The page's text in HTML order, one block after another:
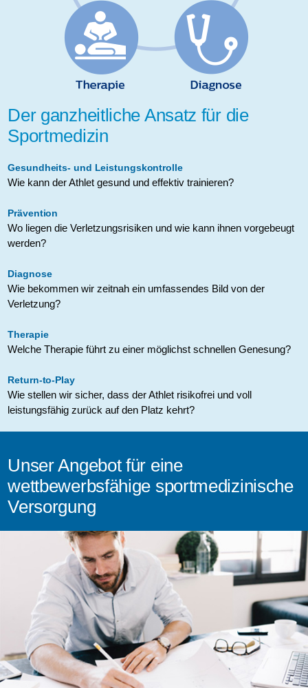
Der ganzheitliche Ansatz für die
Sportmedizin
Gesundheits- und Leistungskontrolle
Wie kann der Athlet gesund und effektiv trainieren?
Prävention
Wo liegen die Verletzungsrisiken und wie kann ihnen vorgebeugt
werden?
Diagnose
Wie bekommen wir zeitnah ein umfassendes Bild von der
Verletzung?
Therapie
Welche Therapie führt zu einer möglichst schnellen Genesung?
Return-to-Play
Wie stellen wir sicher, dass der Athlet risikofrei und voll
leistungsfähig zurück auf den Platz kehrt?
Unser Angebot für eine
wettbewerbsfähige sportmedizinische
Versorgung